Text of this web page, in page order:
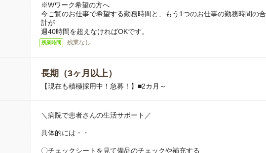
※Wワーク希望の方へ
今ご覧のお仕事で希望する勤務時間と、もう1つのお仕事の勤務時間の合
計が
週40時間を超えなければOKです。
残業時間 残業なし
長期（3ヶ月以上）
【現在も積極採用中！急募！】■2カ月～
＼病院で患者さんの生活サポート／
具体的には・・
〇チェックシートを見て備品のチェックや補充する